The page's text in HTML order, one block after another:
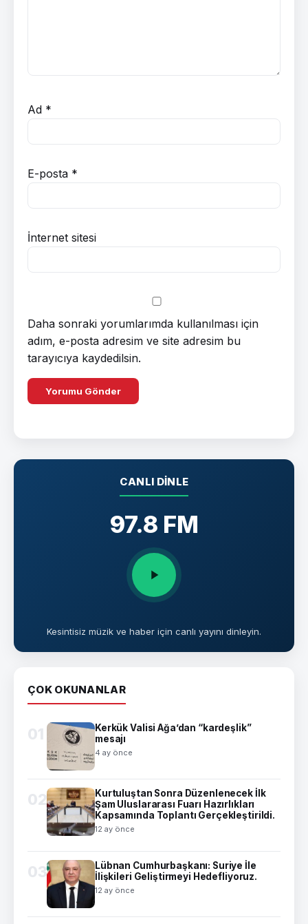
Ad *
E-posta *
İnternet sitesi
Daha sonraki yorumlarımda kullanılması için
adım, e-posta adresim ve site adresim bu
tarayıcıya kaydedilsin.
CANLI DINLE
97.8 FM
Kesintisiz müzik ve haber için canlı yayını dinleyin.
ÇOK OKUNANLAR
01
Kerkük Valisi Ağa’dan “kardeşlik”
mesajı
4 ay önce
02
Kurtuluştan Sonra Düzenlenecek İlk
Şam Uluslararası Fuarı Hazırlıkları
Kapsamında Toplantı Gerçekleştirildi.
12 ay önce
03
Lübnan Cumhurbaşkanı: Suriye İle
İlişkileri Geliştirmeyi Hedefliyoruz.
12 ay önce